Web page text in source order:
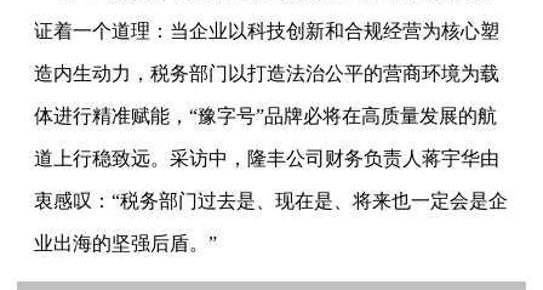
证着一个道理：当企业以科技创新和合规经营为核心塑
造内生动力，税务部门以打造法治公平的营商环境为载
体进行精准赋能，“豫字号”品牌必将在高质量发展的航
道上行稳致远。采访中，隆丰公司财务负责人蒋宇华由
衷感叹：“税务部门过去是、现在是、将来也一定会是企
业出海的坚强后盾。”